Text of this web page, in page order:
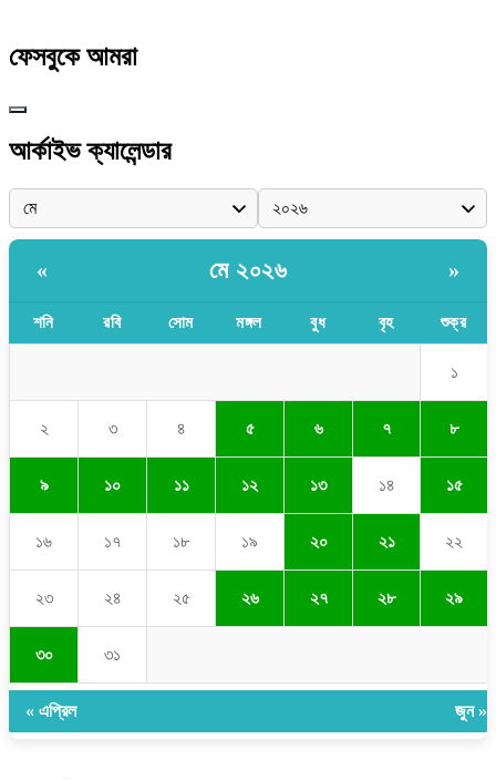
ফেসবুকে আমরা
আর্কাইভ ক্যালেন্ডার
« মে ২০২৬ »
শনি রবি সোম মঙ্গল বুধ বৃহ শুক্র
১
২ ৩ ৪ ৫ ৬ ৭ ৮
৯ ১০ ১১ ১২ ১৩ ১৪ ১৫
১৬ ১৭ ১৮ ১৯ ২০ ২১ ২২
২৩ ২৪ ২৫ ২৬ ২৭ ২৮ ২৯
৩০ ৩১
« এপ্রিল জুন »